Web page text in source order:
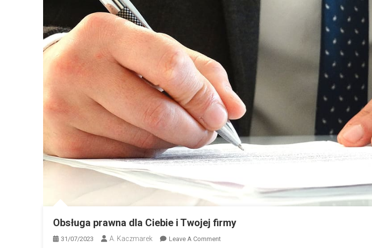
Obsługa prawna dla Ciebie i Twojej firmy
31/07/2023 A. Kaczmarek Leave A CommentOn